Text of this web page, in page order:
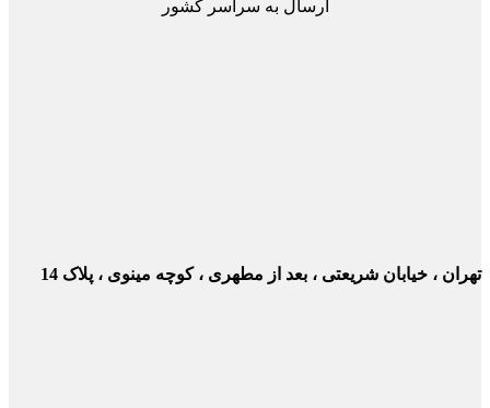
ارسال به سراسر کشور
شریعتی ، بعد از مطهری ، کوچه مینوی ، پلاک 14